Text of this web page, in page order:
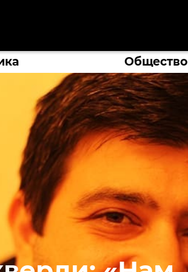
Общество